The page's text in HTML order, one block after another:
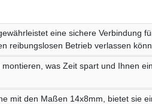
eine sichere Verbindung
reibungslosen Betrieb verlassen
was Zeit spart und Ihnen
mit den Maßen 14x8mm, bietet sie